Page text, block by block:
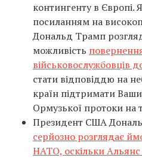
контингенту в Європі.
посиланням на
Дональд Трамп
можливість
військовослужбовців
стати відповіддю на
країн підтримати
Ормузької протоки на
Президент США
серйозно розглядає
НАТО, оскільки